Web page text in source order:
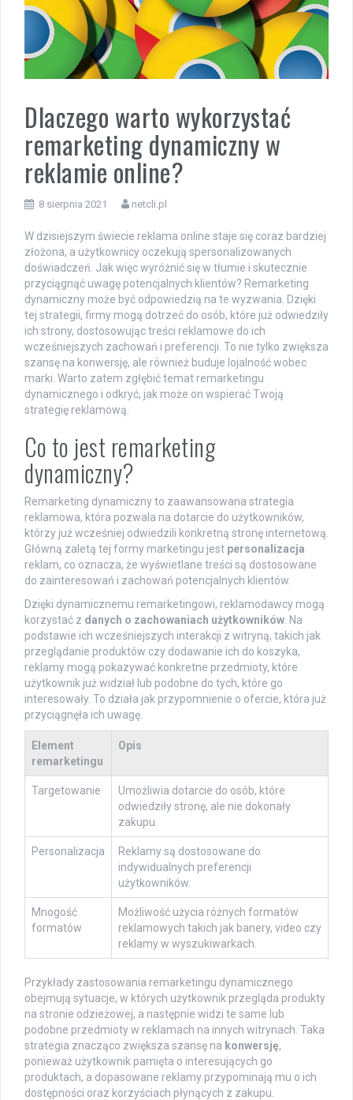
Dlaczego warto wykorzystać
remarketing dynamiczny w
reklamie online?
8 sierpnia 2021 netcli.pl
W dzisiejszym świecie reklama online staje się coraz bardziej
złożona, a użytkownicy oczekują spersonalizowanych
doświadczeń. Jak więc wyróżnić się w tłumie i skutecznie
przyciągnąć uwagę potencjalnych klientów? Remarketing
dynamiczny może być odpowiedzią na te wyzwania. Dzięki
tej strategii, firmy mogą dotrzeć do osób, które już odwiedziły
ich strony, dostosowując treści reklamowe do ich
wcześniejszych zachowań i preferencji. To nie tylko zwiększa
szansę na konwersję, ale również buduje lojalność wobec
marki. Warto zatem zgłębić temat remarketingu
dynamicznego i odkryć, jak może on wspierać Twoją
strategię reklamową.
Co to jest remarketing
dynamiczny?
Remarketing dynamiczny to zaawansowana strategia
reklamowa, która pozwala na dotarcie do użytkowników,
którzy już wcześniej odwiedzili konkretną stronę internetową.
Główną zaletą tej formy marketingu jest personalizacja
reklam, co oznacza, że wyświetlane treści są dostosowane
do zainteresowań i zachowań potencjalnych klientów.
Dzięki dynamicznemu remarketingowi, reklamodawcy mogą
korzystać z danych o zachowaniach użytkowników. Na
podstawie ich wcześniejszych interakcji z witryną, takich jak
przeglądanie produktów czy dodawanie ich do koszyka,
reklamy mogą pokazywać konkretne przedmioty, które
użytkownik już widział lub podobne do tych, które go
interesowały. To działa jak przypomnienie o ofercie, która już
przyciągnęła ich uwagę.
Element
remarketingu
Opis
Targetowanie
Umożliwia dotarcie do osób, które
odwiedziły stronę, ale nie dokonały
zakupu.
Personalizacja
Reklamy są dostosowane do
indywidualnych preferencji
użytkowników.
Mnogość
formatów
Możliwość użycia różnych formatów
reklamowych takich jak banery, video czy
reklamy w wyszukiwarkach.
Przykłady zastosowania remarketingu dynamicznego
obejmują sytuacje, w których użytkownik przegląda produkty
na stronie odzieżowej, a następnie widzi te same lub
podobne przedmioty w reklamach na innych witrynach. Taka
strategia znacząco zwiększa szansę na konwersję,
ponieważ użytkownik pamięta o interesujących go
produktach, a dopasowane reklamy przypominają mu o ich
dostępności oraz korzyściach płynących z zakupu.